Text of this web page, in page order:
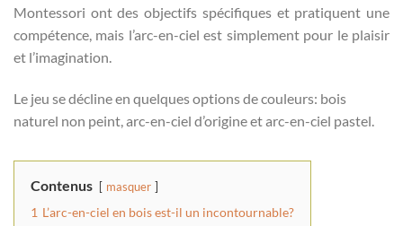
Montessori ont des objectifs spécifiques et pratiquent une
compétence, mais l’arc-en-ciel est simplement pour le plaisir
et l’imagination.
Le jeu se décline en quelques options de couleurs: bois
naturel non peint, arc-en-ciel d’origine et arc-en-ciel pastel.
Contenus masquer
1 L’arc-en-ciel en bois est-il un incontournable?